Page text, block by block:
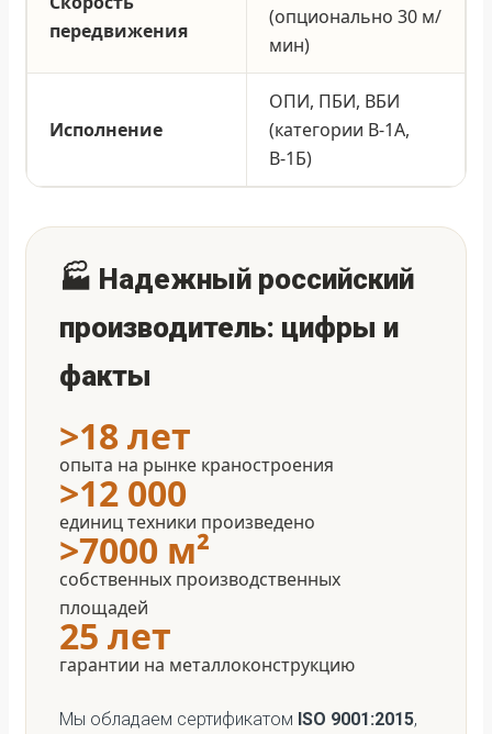
передвижения
(опционально 30 м/
мин)
Исполнение
ОПИ, ПБИ, ВБИ
(категории В-1А,
В-1Б)
🏭 Надежный российский
производитель: цифры и
факты
>18 лет
опыта на рынке краностроения
>12 000
единиц техники произведено
>7000 м²
собственных производственных
площадей
25 лет
гарантии на металлоконструкцию
Мы обладаем сертификатом ISO 9001:2015,